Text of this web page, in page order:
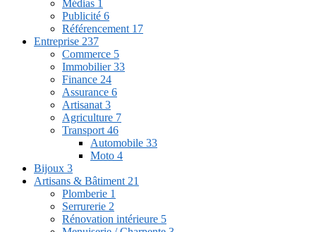
Médias 1
Publicité 6
Référencement 17
Entreprise 237
Commerce 5
Immobilier33
Finance 24
Assurance 6
Artisanat 3
Agriculture 7
Transport 46
Automobile 33
Moto 4
Bijoux 3
Artisans & Bâtiment 21
Plomberie 1
Serrurerie 2
Rénovation intérieure 5